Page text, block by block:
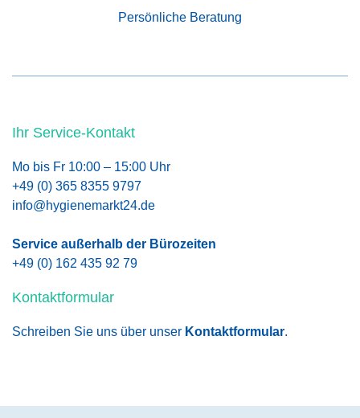
Persönliche Beratung
Ihr Service-Kontakt
Mo bis Fr 10:00 – 15:00 Uhr
+49 (0) 365 8355 9797
info@hygienemarkt24.de
Service außerhalb der Bürozeiten
+49 (0) 162 435 92 79
Kontaktformular
Schreiben Sie uns über unser Kontaktformular.